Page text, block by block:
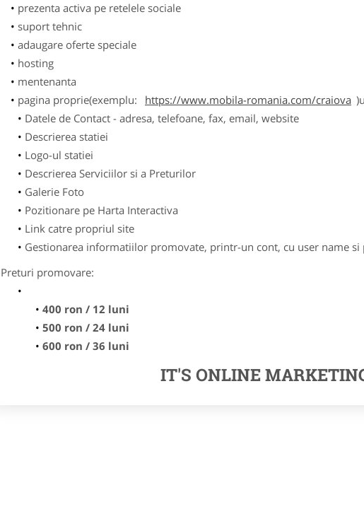
prezenta activa pe retelele sociale
suport tehnic
adaugare oferte speciale
hosting
mentenanta
pagina proprie(exemplu:
https://www.mobila-romania.com/craiova
Datele de Contact - adresa, telefoane, fax, email, website
Descrierea statiei
Logo-ul statiei
Descrierea Serviciilor si a Preturilor
Galerie Foto
Pozitionare pe Harta Interactiva
Link catre propriul site
Gestionarea informatiilor promovate, printr-un cont, cu user name si
Preturi promovare:
400 ron / 12 luni
500 ron / 24 luni
600 ron / 36 luni
IT'S ONLINE